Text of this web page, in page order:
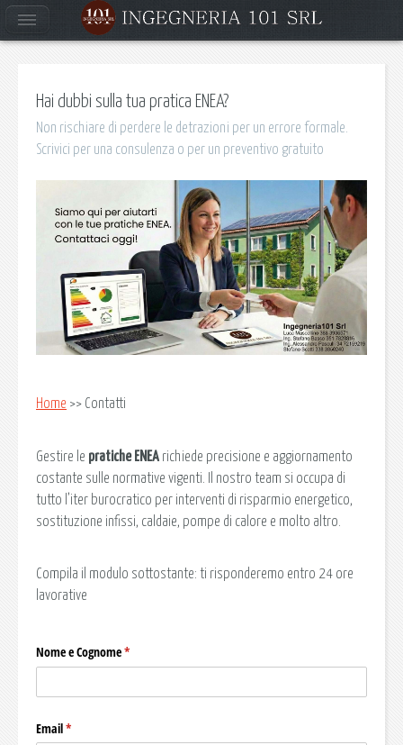
Hai dubbi sulla tua pratica ENEA?
Non rischiare di perdere le detrazioni per un errore formale.
Scrivici per una consulenza o per un preventivo gratuito
Home >> Contatti
Gestire le pratiche ENEA richiede precisione e aggiornamento
costante sulle normative vigenti. Il nostro team si occupa di
tutto l’iter burocratico per interventi di risparmio energetico,
sostituzione infissi, caldaie, pompe di calore e molto altro.
Compila il modulo sottostante: ti risponderemo entro 24 ore
lavorative